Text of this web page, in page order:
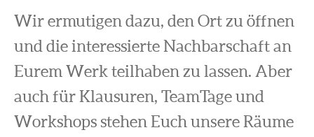
Wir ermutigen dazu, den Ort zu öffnen
und die interessierte Nachbarschaft an
Eurem Werk teilhaben zu lassen. Aber
auch für Klausuren, TeamTage und
Workshops stehen Euch unsere Räume